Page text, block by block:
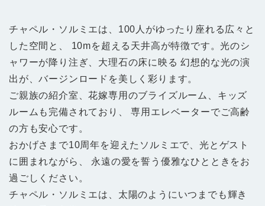
チャペル・ソルミエは、100⼈がゆったり座れる広々と
した空間と、
10mを超える天井⾼が特徴です。光のシ
ャワーが降り注ぎ、⼤理⽯の床に映る 幻想的な光の演
出が、バージンロードを美しく彩ります。
ご親族の紹介室、花嫁専⽤のブライズルーム、キッズ
ルームも完備されており、
専⽤エレベーターでご⾼齢
の⽅も安⼼です。
おかげさまで10周年を迎えたソルミエで、光とゲスト
に囲まれながら、
永遠の愛を誓う優雅なひとときをお
過ごしください。
チャペル・ソルミエは、太陽のようにいつまでも輝き